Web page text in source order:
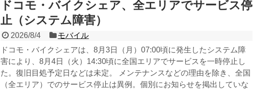
ドコモ・バイクシェア、全エリアでサービス停
止（システム障害）
2026/8/4
モバイル
ドコモ・バイクシェアは、8月3日（月）07:00頃に発生したシステム障
害により、8月4日（火）14:30頃に全国エリアでサービスを一時停止し
た。復旧目処予定日などは未定。 メンテナンスなどの理由を除き、全国
（全エリア）でのサービス停止は異例。個別にお知らせを掲出していな